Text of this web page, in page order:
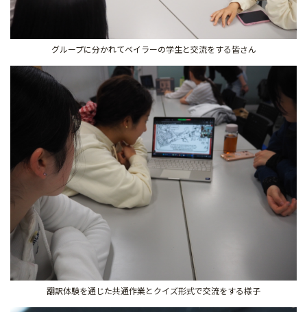
グループに分かれてベイラーの学生と交流をする皆さん
翻訳体験を通じた共通作業とクイズ形式で交流をする様子